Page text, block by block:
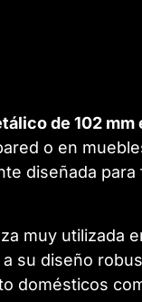
de 102 mm
o en
diseñada
muy utilizada
a su diseño
domésticos